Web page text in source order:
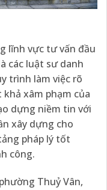
lĩnh vực tư vấn đầu
các luật sư danh
trình làm việc rõ
xâm phạm của
dựng niềm tin với
xây dựng cho
pháp lý tốt
công.
Thuỷ Vân,